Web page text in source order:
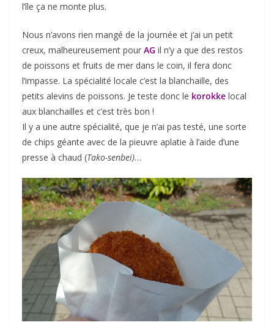
l’île ça ne monte plus.
Nous n’avons rien mangé de la journée et j’ai un petit
creux, malheureusement pour AG il n’y a que des restos
de poissons et fruits de mer dans le coin, il fera donc
l’impasse. La spécialité locale c’est la blanchaille, des
petits alevins de poissons. Je teste donc le korokke local
aux blanchailles et c’est très bon !
Il y a une autre spécialité, que je n’ai pas testé, une sorte
de chips géante avec de la pieuvre aplatie à l’aide d’une
presse à chaud (Tako-senbei)…